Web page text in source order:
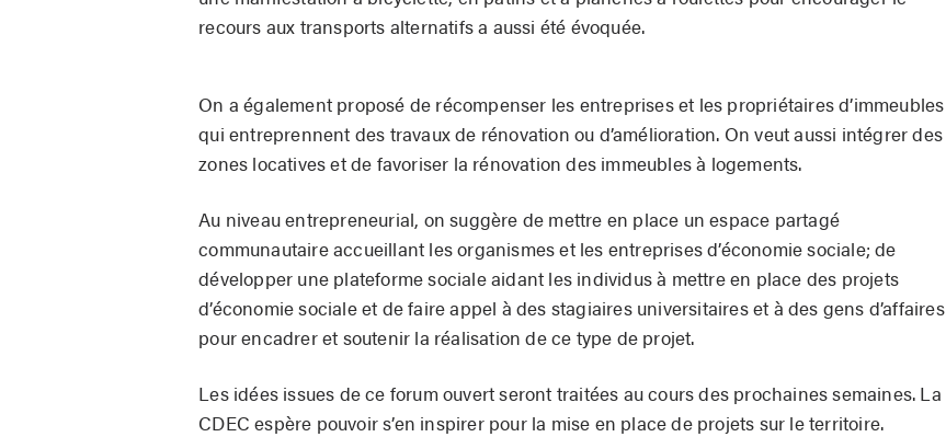
recours aux transports alternatifs a aussi été évoquée.
On a également proposé de récompenser les entreprises et les propriétaires d’immeubles
qui entreprennent des travaux de rénovation ou d’amélioration. On veut aussi intégrer des
zones locatives et de favoriser la rénovation des immeubles à logements.
Au niveau entrepreneurial, on suggère de mettre en place un espace partagé
communautaire accueillant les organismes et les entreprises d’économie sociale; de
développer une plateforme sociale aidant les individus à mettre en place des projets
d’économie sociale et de faire appel à des stagiaires universitaires et à des gens d’affaires
pour encadrer et soutenir la réalisation de ce type de projet.
Les idées issues de ce forum ouvert seront traitées au cours des prochaines semaines. La
CDEC espère pouvoir s’en inspirer pour la mise en place de projets sur le territoire.